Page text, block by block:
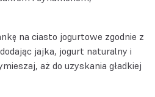
na ciasto jogurtowe zgodnie z
jajka, jogurt naturalny i
aż do uzyskania gładkiej